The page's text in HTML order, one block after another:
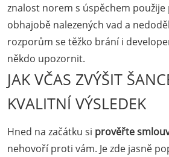
znalost norem s úspěchem
obhajobě nalezených vad a
rozporům se těžko brání i
někdo upozornit.
JAK VČAS ZVÝŠIT
KVALITNÍ VÝSLEDEK
Hned na začátku si prověřte
nehovoří proti vám. Je zde jasně